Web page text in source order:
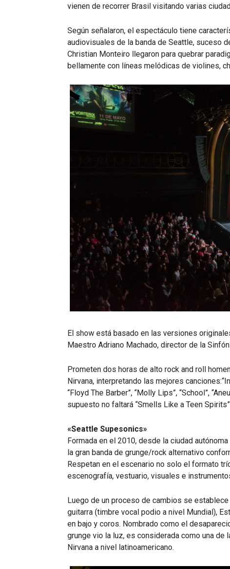
vienen de recorrer Brasil visitando varias
Según señalaron, el espectáculo tiene
audiovisuales de la banda de Seattle, suceso
Christian Monteiro llegaron para quebrar
bellamente con líneas melódicas de violines,
El show está basado en las versiones
Maestro Adriano Machado, director de la
Prometen dos horas de alto rock and roll
Nirvana, interpretando las mejores canciones:“In
“Floyd The Barber”, “Molly Lips”, “School”,
supuesto no faltará “Smells Like a Teen
«Seattle Supesonics»
Formada en el 2010, desde la ciudad
la gran banda de grunge/rock alternativo
Respetan en el escenario no solo el formato
escenografía, vestuario, visuales e
Luego de un proceso de cambios se
guitarra (timbre vocal podio a nivel Mundial),
en bajo y coros. Nombrado como el
grunge vio la luz, es considerada como una
Nirvana a nivel latinoamericano.